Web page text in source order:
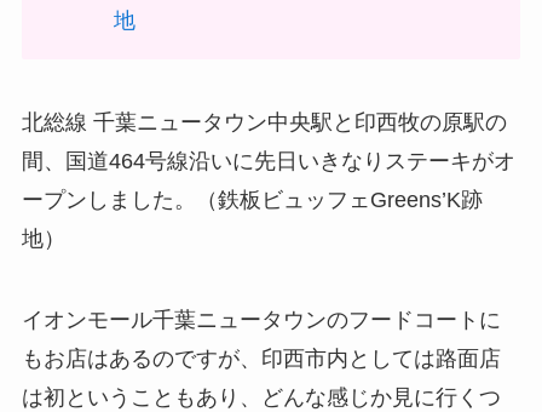
地
北総線 千葉ニュータウン中央駅と印西牧の原駅の
間、国道464号線沿いに先日いきなりステーキがオ
ープンしました。（鉄板ビュッフェGreens’K跡
地）
イオンモール千葉ニュータウンのフードコートに
もお店はあるのですが、印西市内としては路面店
は初ということもあり、どんな感じか見に行くつ